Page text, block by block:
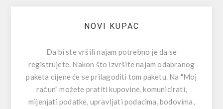
NOVI KUPAC
Da bi ste vršili najam potrebno je da se
registrujete. Nakon što izvršite najam odabranog
paketa cijene će se prilagoditi tom paketu. Na "Moj
račun" možete pratiti kupovine, komunicirati,
mijenjati podatke, upravljati podacima, bodovima,